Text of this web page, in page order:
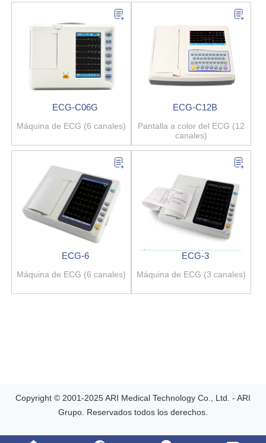
ECG-C06G
Máquina de ECG (6 canales)
ECG-C12B
Pantalla a color del ECG (12
canales)
ECG-6
Máquina de ECG (6 canales)
ECG-3
Máquina de ECG (3 canales)
Copyright © 2001-2025 ARI Medical Technology Co., Ltd. - ARI
Grupo. Reservados todos los derechos.